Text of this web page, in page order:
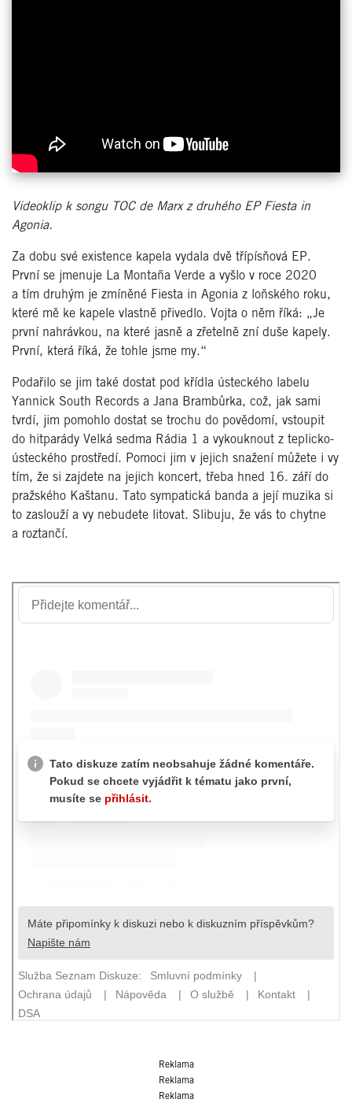
Videoklip k songu TOC de Marx z druhého EP Fiesta in
Agonia.
Za dobu své existence kapela vydala dvě třípísňová EP.
První se jmenuje La Montaña Verde a vyšlo v roce 2020
a tím druhým je zmíněné Fiesta in Agonia z loňského roku,
které mě ke kapele vlastně přivedlo. Vojta o něm říká: „Je
první nahrávkou, na které jasně a zřetelně zní duše kapely.
První, která říká, že tohle jsme my.“
Podařilo se jim také dostat pod křídla ústeckého labelu
Yannick South Records a Jana Brambůrka, což, jak sami
tvrdí, jim pomohlo dostat se trochu do povědomí, vstoupit
do hitparády Velká sedma Rádia 1 a vykouknout z teplicko-
ústeckého prostředí. Pomoci jim v jejich snažení můžete i vy
tím, že si zajdete na jejich koncert, třeba hned 16. září do
pražského Kaštanu. Tato sympatická banda a její muzika si
to zaslouží a vy nebudete litovat. Slibuju, že vás to chytne
a roztančí.
Reklama
Reklama
Reklama